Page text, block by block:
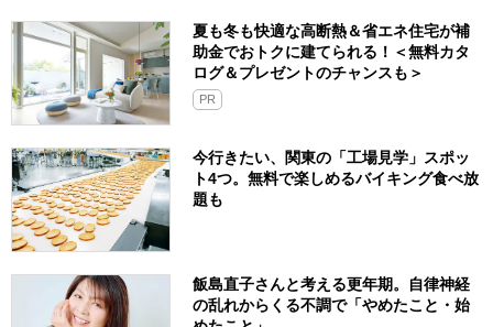
夏も冬も快適な高断熱＆省エネ住宅が補
助金でおトクに建てられる！＜無料カタ
ログ＆プレゼントのチャンスも＞
PR
今行きたい、関東の「工場見学」スポッ
ト4つ。無料で楽しめるバイキング食べ放
題も
飯島直子さんと考える更年期。自律神経
の乱れからくる不調で「やめたこと・始